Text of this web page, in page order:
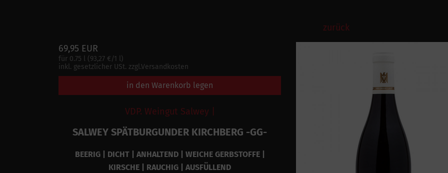
zurück
69,95 EUR
für 0.75 l (93,27 €/1 l)
inkl. gesetzlicher USt. zzgl.Versandkosten
in den Warenkorb legen
VDP. Weingut Salwey |
SALWEY SPÄTBURGUNDER KIRCHBERG -GG-
BEERIG | DICHT | ANHALTEND | WEICHE GERBSTOFFE |
KIRSCHE | RAUCHIG | AUSFÜLLEND